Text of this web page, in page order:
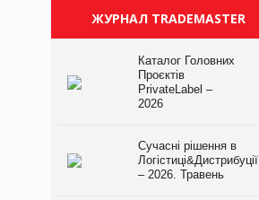
ЖУРНАЛ TRADEMASTER
Каталог Головних
Проєктів
PrivateLabel –
2026
Сучасні рішення в
Логістиці&Дистрибуції
– 2026. Травень